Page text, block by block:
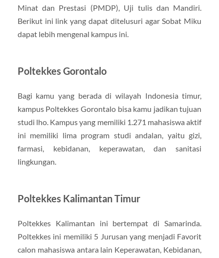
Minat dan Prestasi (PMDP), Uji tulis dan Mandiri.
Berikut ini link yang dapat ditelusuri agar Sobat Miku
dapat lebih mengenal kampus ini.
Poltekkes Gorontalo
Bagi kamu yang berada di wilayah Indonesia timur,
kampus Poltekkes Gorontalo bisa kamu jadikan tujuan
studi lho. Kampus yang memiliki 1.271 mahasiswa aktif
ini memiliki lima program studi andalan, yaitu gizi,
farmasi, kebidanan, keperawatan, dan sanitasi
lingkungan.
Poltekkes Kalimantan Timur
Poltekkes Kalimantan ini bertempat di Samarinda.
Poltekkes ini memiliki 5 Jurusan yang menjadi Favorit
calon mahasiswa antara lain Keperawatan, Kebidanan,